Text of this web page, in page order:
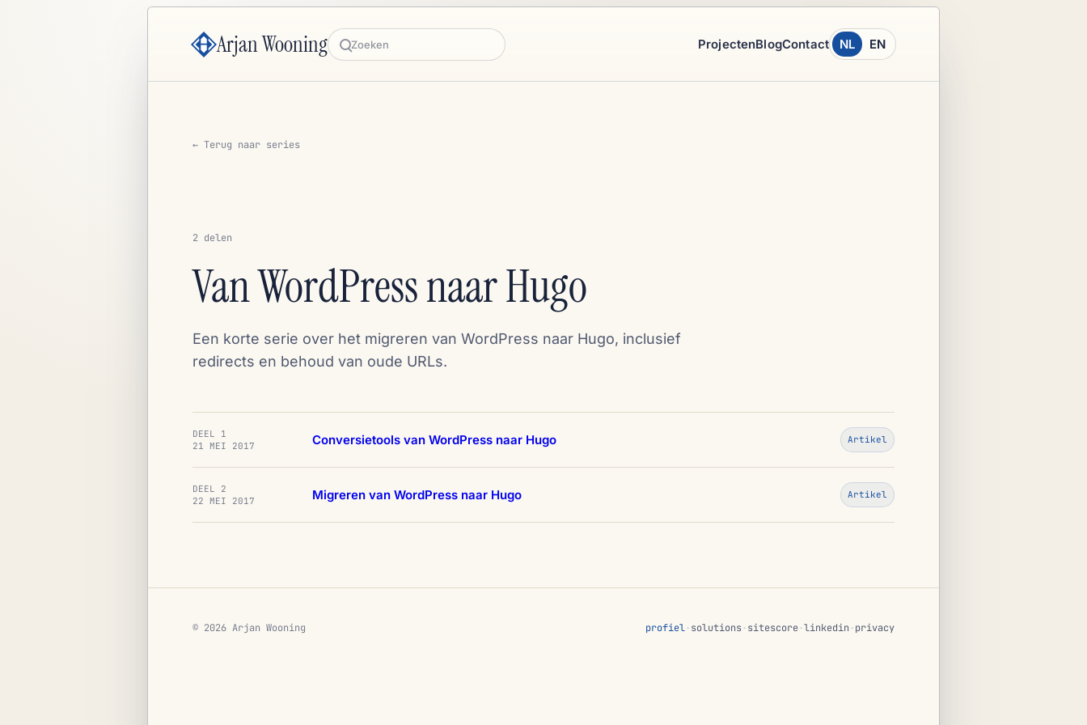
Arjan Wooning Zoeken
ProjectenBlogContact NL EN
← Terug naar series
2 delen
Van WordPress naar Hugo
Een korte serie over het migreren van WordPress naar Hugo, inclusief
redirects en behoud van oude URLs.
DEEL 1
21 MEI 2017
Conversietools van WordPress naar Hugo Artikel
DEEL 2
22 MEI 2017
Migreren van WordPress naar Hugo Artikel
© 2026 Arjan Wooning profiel·solutions·sitescore·linkedin ·privacy